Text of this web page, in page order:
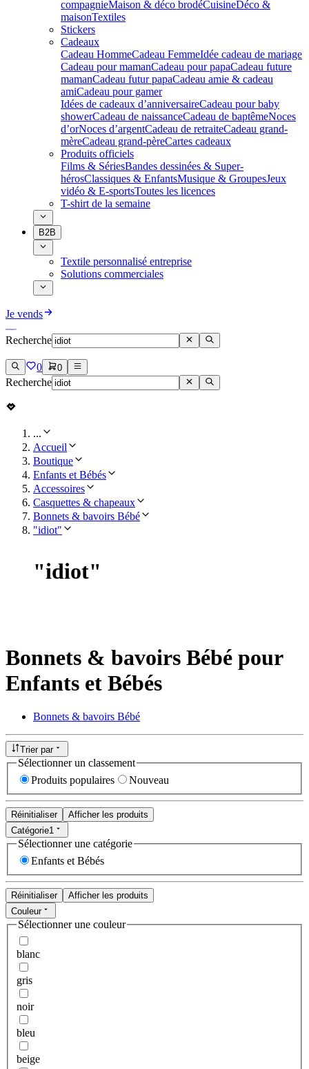
compagnieMaison & déco brodéCuisineDéco &
maisonTextiles
Stickers
Cadeaux
Cadeau HommeCadeau FemmeIdée cadeau de mariage​
Cadeau pour mamanCadeau pour papaCadeau future
mamanCadeau futur papaCadeau amie & cadeau
amiCadeau pour gamer
Idées de cadeaux d’anniversaireCadeau pour baby
showerCadeau de naissanceCadeau de baptêmeNoces
d’orNoces d’argentCadeau de retraiteCadeau grand-
mèreCadeau grand-pèreCartes cadeaux
Produits officiels
Films & SériesBandes dessinées & Super-
hérosClassiques & EnfantsMusique & GroupesJeux
vidéo & E-sportsToutes les licences
T-shirt de la semaine
B2B
Textile personnalisé entreprise
Solutions commerciales
Je vends
Recherche
0 0
Recherche
...
Accueil
Boutique
Enfants et Bébés
Accessoires
Casquettes & chapeaux
Bonnets & bavoirs Bébé
"idiot"
"idiot"
Bonnets & bavoirs Bébé pour
Enfants et Bébés
Bonnets & bavoirs Bébé
Trier par
Sélectionner un classement
Produits populaires
Nouveau
Réinitialiser
Afficher les produits
Catégorie1
Sélectionner une catégorie
Enfants et Bébés
Réinitialiser
Afficher les produits
Couleur
Sélectionner une couleur
blanc
gris
noir
bleu
beige